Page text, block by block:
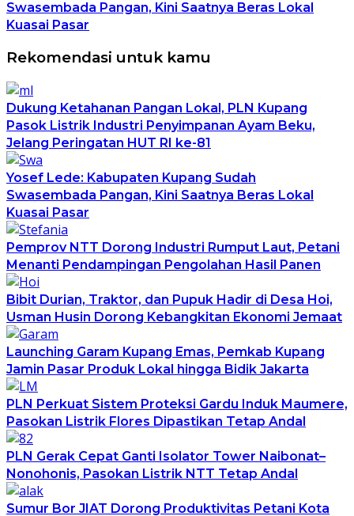
Swasembada Pangan, Kini Saatnya Beras Lokal
Kuasai Pasar
Rekomendasi untuk kamu
Dukung Ketahanan Pangan Lokal, PLN Kupang
Pasok Listrik Industri Penyimpanan Ayam Beku,
Jelang Peringatan HUT RI ke-81
Yosef Lede: Kabupaten Kupang Sudah
Swasembada Pangan, Kini Saatnya Beras Lokal
Kuasai Pasar
Pemprov NTT Dorong Industri Rumput Laut, Petani
Menanti Pendampingan Pengolahan Hasil Panen
Bibit Durian, Traktor, dan Pupuk Hadir di Desa Hoi,
Usman Husin Dorong Kebangkitan Ekonomi Jemaat
Launching Garam Kupang Emas, Pemkab Kupang
Jamin Pasar Produk Lokal hingga Bidik Jakarta
PLN Perkuat Sistem Proteksi Gardu Induk Maumere,
Pasokan Listrik Flores Dipastikan Tetap Andal
PLN Gerak Cepat Ganti Isolator Tower Naibonat–
Nonohonis, Pasokan Listrik NTT Tetap Andal
Sumur Bor JIAT Dorong Produktivitas Petani Kota